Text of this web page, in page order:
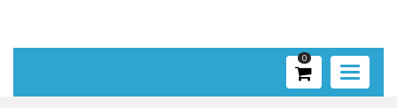
Toggle
0